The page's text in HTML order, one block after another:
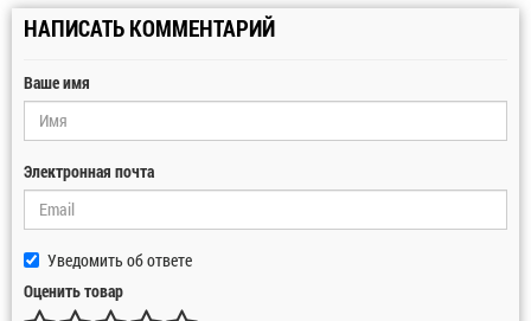
НАПИСАТЬ КОММЕНТАРИЙ
Ваше имя
Электронная почта
Уведомить об ответе
Оценить товар